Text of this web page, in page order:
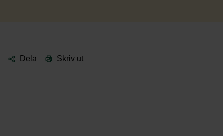
Dela Skriv ut